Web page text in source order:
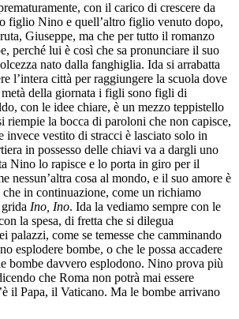
con il carico di crescere da
figlio Nino e quell’altro figlio venuto dopo,
Giuseppe, ma che per tutto il romanzo
perché lui è così che sa pronunciare il suo
nato dalla fanghiglia. Ida si arrabatta
l’intera città per raggiungere la scuola dove
della giornata i figli sono figli di
con le idee chiare, è un mezzo teppistello
riempie la bocca di paroloni che non capisce,
invece vestito di stracci è lasciato solo in
in possesso delle chiavi va a dargli uno
Nino lo rapisce e lo porta in giro per il
nessun’altra cosa al mondo, e il suo amore è
in continuazione, come un richiamo
Ino, Ino. Ida la vediamo sempre con le
la spesa, di fretta che si dilegua
palazzi, come se temesse che camminando
esplodere bombe, o che le possa accadere
bombe davvero esplodono. Nino prova più
che Roma non potrà mai essere
il Papa, il Vaticano. Ma le bombe arrivano